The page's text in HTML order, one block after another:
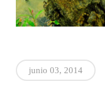
junio 03, 2014